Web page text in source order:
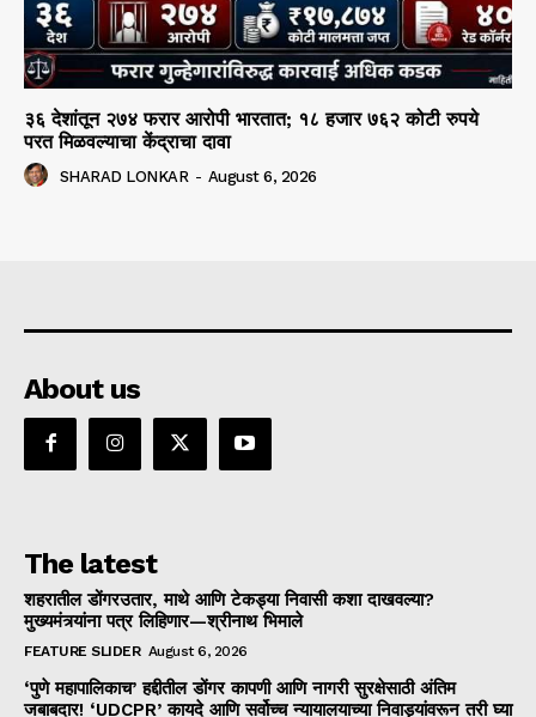
३६ देशांतून २७४ फरार आरोपी भारतात; १८ हजार ७६२ कोटी रुपये
परत मिळवल्याचा केंद्राचा दावा
SHARAD LONKAR - August 6, 2026
About us
The latest
शहरातील डोंगरउतार, माथे आणि टेकड्या निवासी कशा दाखवल्या?
मुख्यमंत्र्यांना पत्र लिहिणार—श्रीनाथ भिमाले
FEATURE SLIDER August 6, 2026
‘पुणे महापालिकाच’ हद्दीतील डोंगर कापणी आणि नागरी सुरक्षेसाठी अंतिम
जबाबदार! ‘UDCPR’ कायदे आणि सर्वोच्च न्यायालयाच्या निवाड्यांवरून तरी घ्या